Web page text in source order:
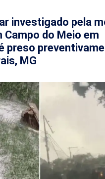
investigado pela
do Meio em
preso
MG